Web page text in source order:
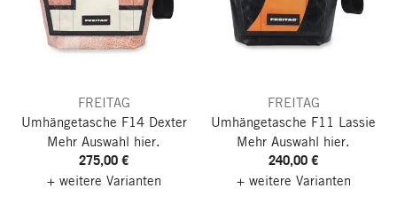
FREITAG
Umhängetasche F14 Dexter
Mehr Auswahl hier.
275,00 €
+ weitere Varianten
FREITAG
Umhängetasche F11 Lassie
Mehr Auswahl hier.
240,00 €
+ weitere Varianten